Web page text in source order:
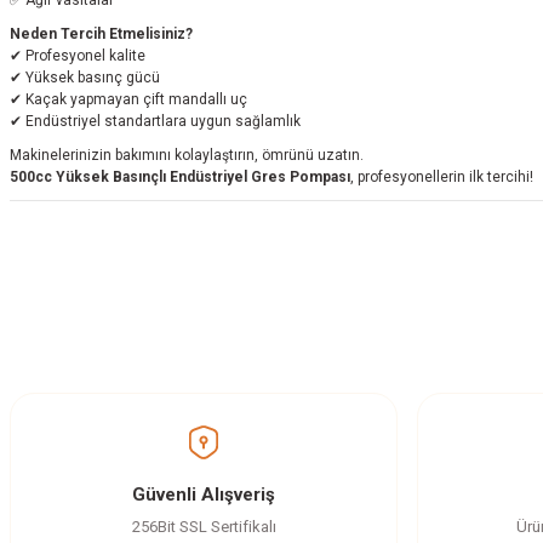
Neden Tercih Etmelisiniz?
✔ Profesyonel kalite
✔ Yüksek basınç gücü
✔ Kaçak yapmayan çift mandallı uç
✔ Endüstriyel standartlara uygun sağlamlık
Makinelerinizin bakımını kolaylaştırın, ömrünü uzatın.
500cc Yüksek Basınçlı Endüstriyel Gres Pompası , profesyonellerin ilk tercihi!
Ürün açıklamasında eksik bilgiler bulunuyor.
Güvenli Alışveriş
256Bit SSL Sertifikalı